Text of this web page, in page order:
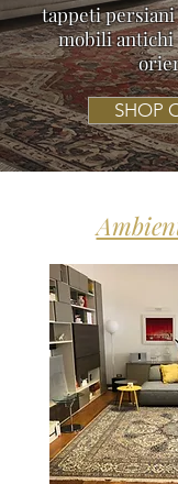
tappeti
mobili antichi
SHOP